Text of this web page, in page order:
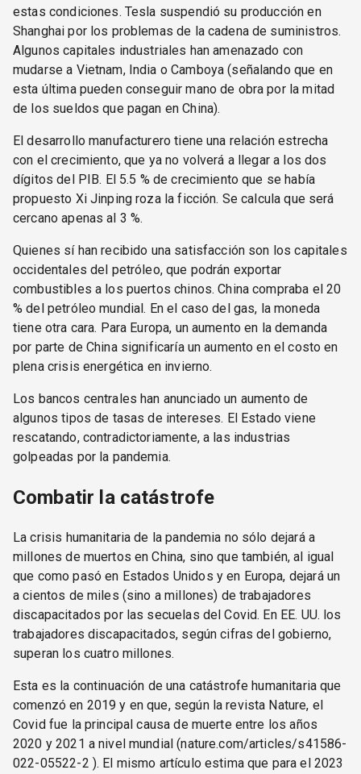
estas condiciones. Tesla suspendió su producción en
Shanghai por los problemas de la cadena de suministros.
Algunos capitales industriales han amenazado con
mudarse a Vietnam, India o Camboya (señalando que en
esta última pueden conseguir mano de obra por la mitad
de los sueldos que pagan en China).
El desarrollo manufacturero tiene una relación estrecha
con el crecimiento, que ya no volverá a llegar a los dos
dígitos del PIB. El 5.5 % de crecimiento que se había
propuesto Xi Jinping roza la ficción. Se calcula que será
cercano apenas al 3 %.
Quienes sí han recibido una satisfacción son los capitales
occidentales del petróleo, que podrán exportar
combustibles a los puertos chinos. China compraba el 20
% del petróleo mundial. En el caso del gas, la moneda
tiene otra cara. Para Europa, un aumento en la demanda
por parte de China significaría un aumento en el costo en
plena crisis energética en invierno.
Los bancos centrales han anunciado un aumento de
algunos tipos de tasas de intereses. El Estado viene
rescatando, contradictoriamente, a las industrias
golpeadas por la pandemia.
Combatir la catástrofe
La crisis humanitaria de la pandemia no sólo dejará a
millones de muertos en China, sino que también, al igual
que como pasó en Estados Unidos y en Europa, dejará un
a cientos de miles (sino a millones) de trabajadores
discapacitados por las secuelas del Covid. En EE. UU. los
trabajadores discapacitados, según cifras del gobierno,
superan los cuatro millones.
Esta es la continuación de una catástrofe humanitaria que
comenzó en 2019 y en que, según la revista Nature, el
Covid fue la principal causa de muerte entre los años
2020 y 2021 a nivel mundial (nature.com/articles/s41586-
022-05522-2 ). El mismo artículo estima que para el 2023